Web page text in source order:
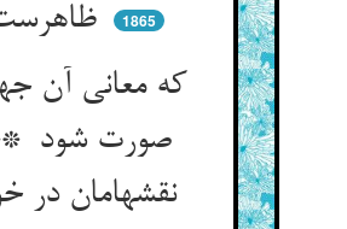
ظاهرست
1865
که معانی آن
صورت شود
نقشهامان در